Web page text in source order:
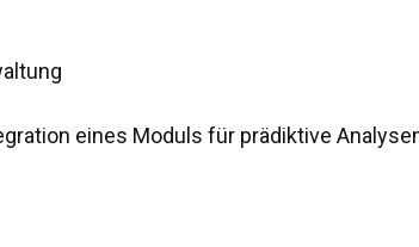
eines Moduls für prädiktive